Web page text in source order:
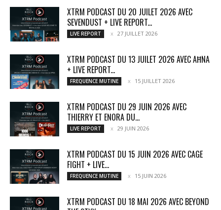
XTRM PODCAST DU 20 JUILET 2026 AVEC
SEVENDUST + LIVE REPORT...
LIVE REPORT 27 JUILLET 2026
XTRM PODCAST DU 13 JUILET 2026 AVEC AĦNA
+ LIVE REPORT...
FREQUENCE MUTINE 15 JUILLET 2026
XTRM PODCAST DU 29 JUIN 2026 AVEC
THIERRY ET ENORA DU...
LIVE REPORT 29 JUIN 2026
XTRM PODCAST DU 15 JUIN 2026 AVEC CAGE
FIGHT + LIVE...
FREQUENCE MUTINE 15 JUIN 2026
XTRM PODCAST DU 18 MAI 2026 AVEC BEYOND